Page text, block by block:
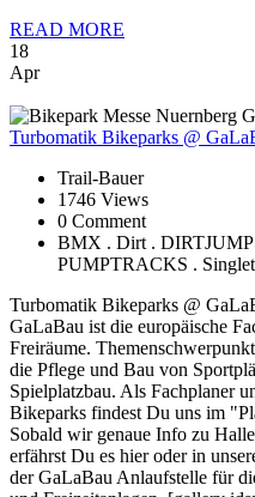
READ MORE
18
Apr
Turbomatik Bikeparks @
Trail-Bauer
1746 Views
0 Comment
BMX . Dirt .
PUMPTRACKS .
Turbomatik Bikeparks @
GaLaBau ist die europäische
Freiräume.
die Pflege und Bau von
Spielplatzbau. Als Fachplaner
Bikeparks findest Du uns im
Sobald wir genaue Info zu
erfährst Du es hier oder in
der GaLaBau Anlaufstelle für